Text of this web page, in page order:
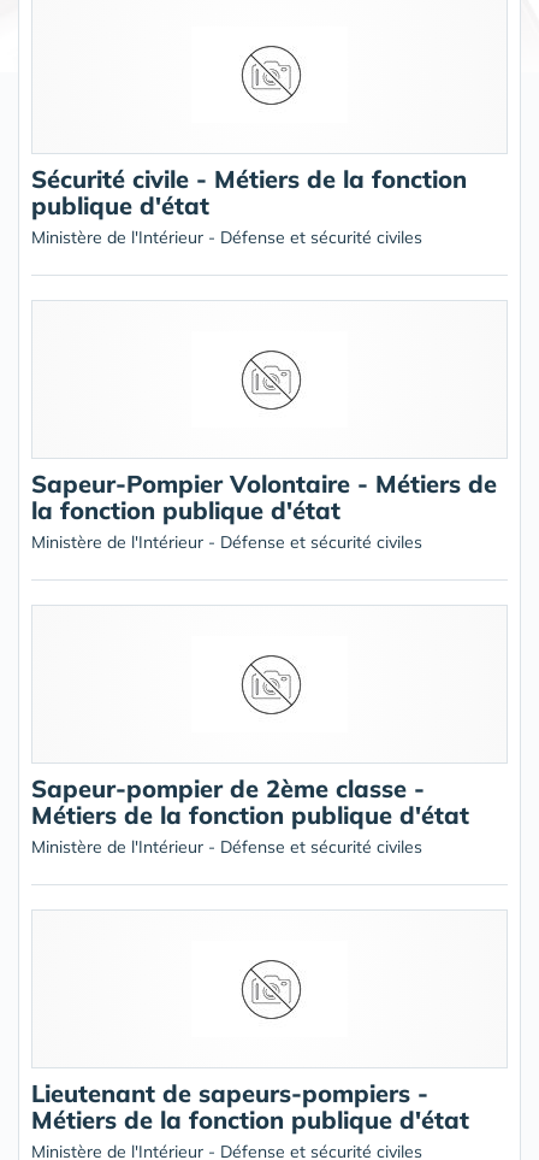
Sécurité civile - Métiers de la fonction
publique d'état
Ministère de l'Intérieur - Défense et sécurité civiles
Sapeur-Pompier Volontaire - Métiers de
la fonction publique d'état
Ministère de l'Intérieur - Défense et sécurité civiles
Sapeur-pompier de 2ème classe -
Métiers de la fonction publique d'état
Ministère de l'Intérieur - Défense et sécurité civiles
Lieutenant de sapeurs-pompiers -
Métiers de la fonction publique d'état
Ministère de l'Intérieur - Défense et sécurité civiles